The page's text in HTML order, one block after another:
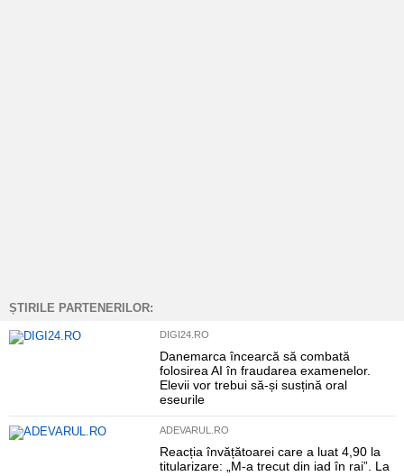
ȘTIRILE PARTENERILOR:
DIGI24.RO
Danemarca încearcă să combată
folosirea AI în fraudarea examenelor.
Elevii vor trebui să-și susțină oral
eseurile
ADEVARUL.RO
Reacția învățătoarei care a luat 4,90 la
titularizare: „M-a trecut din iad în rai”. La